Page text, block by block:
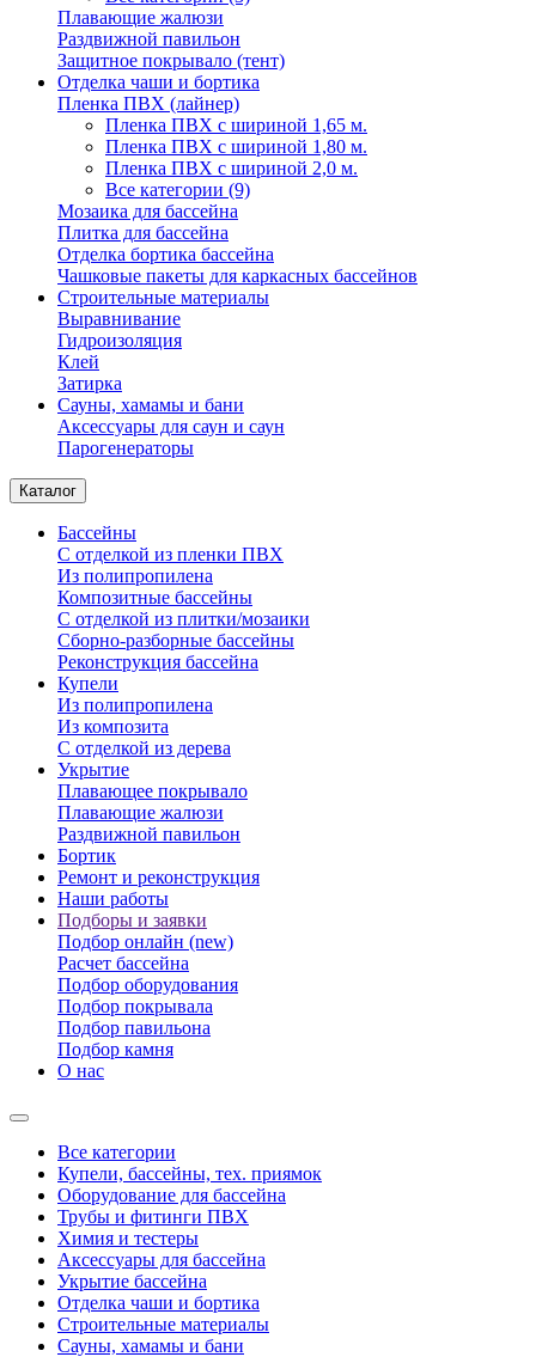
Плавающие жалюзи
Раздвижной павильон
Защитное покрывало (тент)
Отделка чаши и бортика
Пленка ПВХ (лайнер)
Пленка ПВХ с шириной 1,65 м.
Пленка ПВХ с шириной 1,80 м.
Пленка ПВХ с шириной 2,0 м.
Все категории (9)
Мозаика для бассейна
Плитка для бассейна
Отделка бортика бассейна
Чашковые пакеты для каркасных бассейнов
Строительные материалы
Выравнивание
Гидроизоляция
Клей
Затирка
Сауны, хамамы и бани
Аксессуары для саун и саун
Парогенераторы
Каталог
Бассейны
С отделкой из пленки ПВХ
Из полипропилена
Композитные бассейны
С отделкой из плитки/мозаики
Сборно-разборные бассейны
Реконструкция бассейна
Купели
Из полипропилена
Из композита
С отделкой из дерева
Укрытие
Плавающее покрывало
Плавающие жалюзи
Раздвижной павильон
Бортик
Ремонт и реконструкция
Наши работы
Подборы и заявки
Подбор онлайн (new)
Расчет бассейна
Подбор оборудования
Подбор покрывала
Подбор павильона
Подбор камня
О нас
Все категории
Купели, бассейны, тех. приямок
Оборудование для бассейна
Трубы и фитинги ПВХ
Химия и тестеры
Аксессуары для бассейна
Укрытие бассейна
Отделка чаши и бортика
Строительные материалы
Сауны, хамамы и бани